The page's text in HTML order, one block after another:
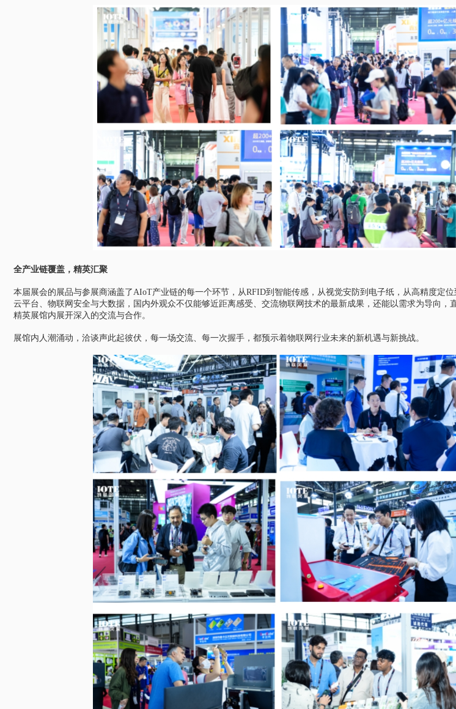
全产业链覆盖，精英汇聚
本届展会的展品与参展商涵盖了AIoT产业链的每一个环节，从RFID到智能传感，从视觉安防到电子纸，从高精度定位
云平台、物联网安全与大数据，国内外观众不仅能够近距离感受、交流物联网技术的最新成果，还能以需求为导向，
精英展馆内展开深入的交流与合作。
展馆内人潮涌动，洽谈声此起彼伏，每一场交流、每一次握手，都预示着物联网行业未来的新机遇与新挑战。